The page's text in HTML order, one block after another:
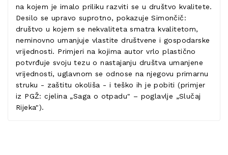
na kojem je imalo priliku razviti se u društvo kvalitete.
Desilo se upravo suprotno, pokazuje Simončič:
društvo u kojem se nekvaliteta smatra kvalitetom,
neminovno umanjuje vlastite društvene i gospodarske
vrijednosti. Primjeri na kojima autor vrlo plastično
potvrđuje svoju tezu o nastajanju društva umanjene
vrijednosti, uglavnom se odnose na njegovu primarnu
struku - zaštitu okoliša - i teško ih je pobiti (primjer
iz PGŽ: cjelina „Saga o otpadu" – poglavlje „Slučaj
Rijeka").